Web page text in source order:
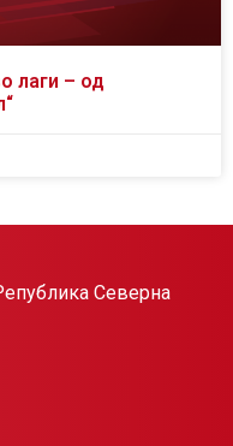
лаги – од
Северна